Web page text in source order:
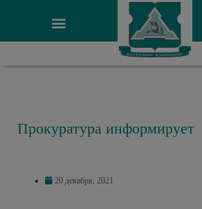
Прокуратура информирует
20 декабря, 2021